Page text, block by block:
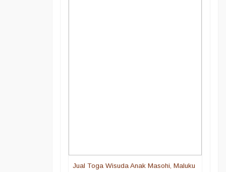
Jual Toga Wisuda Anak Masohi, Maluku